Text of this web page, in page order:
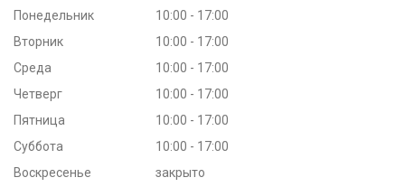
Понедельник
10:00 - 17:00
Вторник
10:00 - 17:00
Среда
10:00 - 17:00
Четверг
10:00 - 17:00
Пятница
10:00 - 17:00
Суббота
10:00 - 17:00
Воскресенье
закрыто